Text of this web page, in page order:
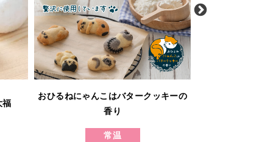
福
おひるねにゃんこはバタークッキーの
香り
常温